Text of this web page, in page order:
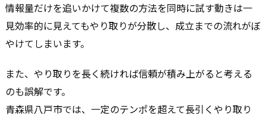
情報量だけを追いかけて複数の方法を同時に試す動きは一
見効率的に見えてもやり取りが分散し、成立までの流れがぼ
やけてしまいます。
また、やり取りを長く続ければ信頼が積み上がると考える
のも誤解です。
青森県八戸市では、一定のテンポを超えて長引くやり取り